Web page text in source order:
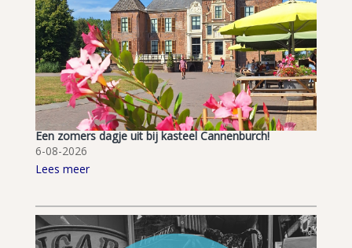
Een zomers dagje uit bij kasteel Cannenburch!
6-08-2026
Lees meer